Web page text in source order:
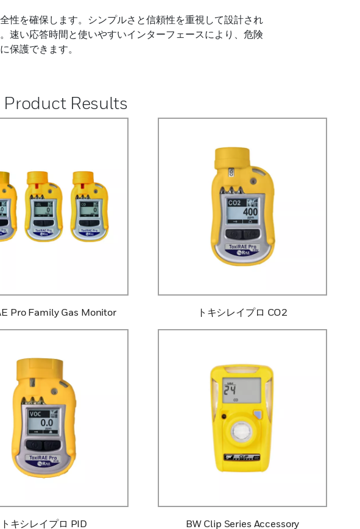
性を確保します。シンプルさと信頼性を重視して設計され
速い応答時間と使いやすいインターフェースにより、危険
保護できます。
Product Results
Pro Family Gas Monitor トキシレイプロ CO2
トキシレイプロ PID BW Clip Series Accessory